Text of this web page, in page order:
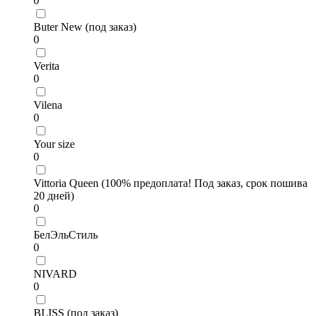
Buter New (под заказ)
0
Verita
0
Vilena
0
Your size
0
Vittoria Queen (100% предоплата! Под заказ, срок пошива
20 дней)
0
БелЭльСтиль
0
NIVARD
0
BLISS (под заказ)